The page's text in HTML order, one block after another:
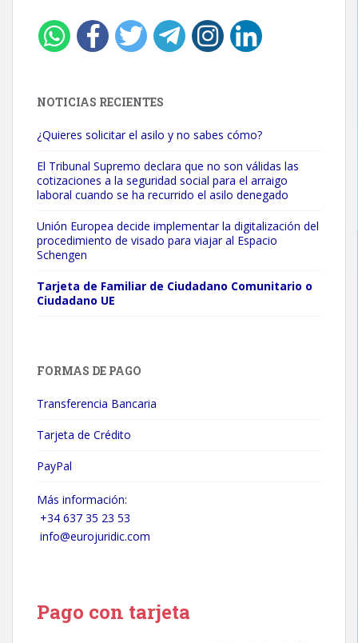
NOTICIAS RECIENTES
¿Quieres solicitar el asilo y no sabes cómo?
El Tribunal Supremo declara que no son válidas las
cotizaciones a la seguridad social para el arraigo
laboral cuando se ha recurrido el asilo denegado
Unión Europea decide implementar la digitalización del
procedimiento de visado para viajar al Espacio
Schengen
Tarjeta de Familiar de Ciudadano Comunitario o
Ciudadano UE
FORMAS DE PAGO
Transferencia Bancaria
Tarjeta de Crédito
PayPal
Más información:
+34 637 35 23 53
info@eurojuridic.com
Pago con tarjeta